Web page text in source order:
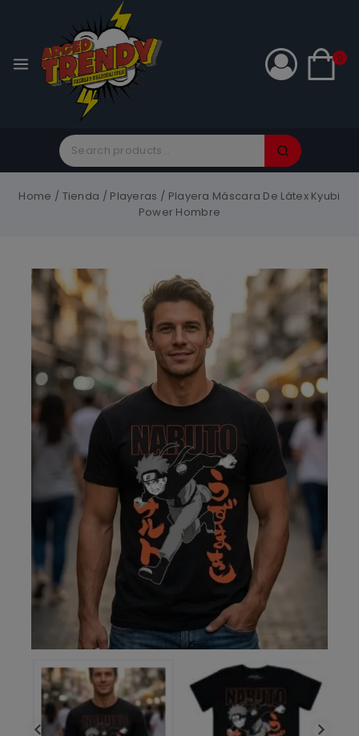
0
Home / Tienda / Playeras / Playera Máscara De Látex Kyubi
Power Hombre